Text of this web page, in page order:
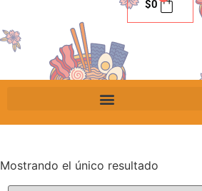
$0
Mostrando el único resultado